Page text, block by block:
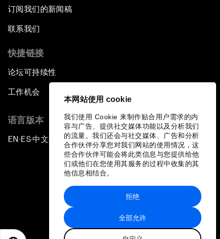
本网站使用 cookie
我们使用 Cookie 来制作贴合用户需求的内
容与广告、提供社交媒体功能以及分析我们
的流量。我们还会与社交媒体、广告和分析
合作伙伴分享您对我们网站的使用情况，这
些合作伙伴可能会将此类信息与您提供给他
们或他们在您使用其服务的过程中收集的其
他信息相结合。
全部允许
拒绝
订阅我们的新闻稿
联系我们
快捷链接
论坛可持续性
工作机会
语言版本
EN ▪ES▪中文▪ 日本語
站点地图